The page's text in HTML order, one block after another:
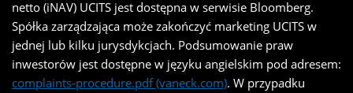
netto (iNAV) UCITS jest dostępna w serwisie Bloomberg.
Spółka zarządzająca może zakończyć marketing UCITS w
jednej lub kilku jurysdykcjach. Podsumowanie praw
inwestorów jest dostępne w języku angielskim pod adresem:
complaints-procedure.pdf (vaneck.com). W przypadku